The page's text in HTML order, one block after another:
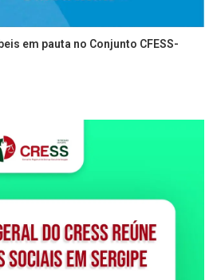
em pauta no Conjunto CFESS-